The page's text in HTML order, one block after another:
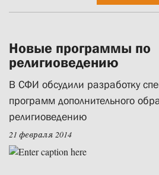
Новые программы по
религиоведению
В СФИ обсудили разработку
программ дополнительного
религиоведению
21 февраля 2014